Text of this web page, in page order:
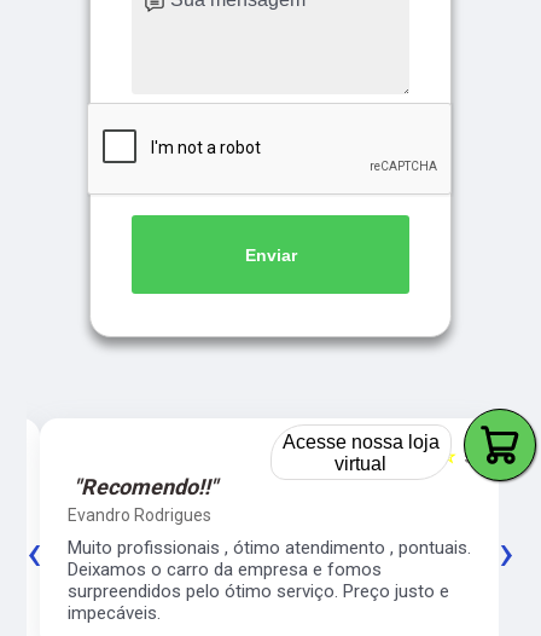
Enviar
5
☆☆☆☆☆
"Recomendo!!"
Evandro Rodrigues
Muito profissionais , ótimo atendimento , pontuais.
Deixamos o carro da empresa e fomos
surpreendidos pelo ótimo serviço. Preço justo e
impecáveis.
‹ ›
Acesse nossa loja
virtual